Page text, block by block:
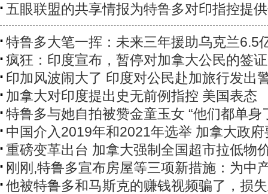
五眼联盟的共享情报为特鲁多对印指控提
特鲁多大笔一挥：未来三年援助乌克兰6.5
疯狂：印度宣布，暂停对加拿大公民的签
印加风波闹大了 印度对公民赴加旅行发出
加拿大对印度提出史无前例指控 美国表态
特鲁多与她自拍被赞金童玉女 “他们都单身
中国介入2019年和2021年选举 加拿大政府
重磅变革出台 加拿大强制全国超市拉低物
刚刚,特鲁多宣布房屋等三项新措施：为中
他被特鲁多和马斯克的赚钱视频骗了，损